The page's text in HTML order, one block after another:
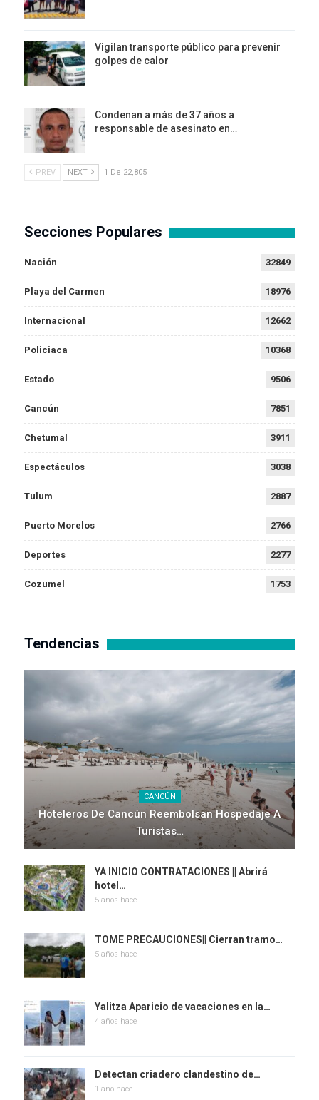
Vigilan transporte público para prevenir
golpes de calor
Condenan a más de 37 años a
responsable de asesinato en…
PREV NEXT 1 De 22,805
Secciones Populares
Nación 32849
Playa del Carmen 18976
Internacional 12662
Policiaca 10368
Estado 9506
Cancún 7851
Chetumal 3911
Espectáculos 3038
Tulum 2887
Puerto Morelos 2766
Deportes 2277
Cozumel 1753
Tendencias
CANCÚN
Hoteleros De Cancún Reembolsan Hospedaje A
Turistas…
YA INICIO CONTRATACIONES || Abrirá
hotel…
5 años hace
TOME PRECAUCIONES|| Cierran tramo…
5 años hace
Yalitza Aparicio de vacaciones en la…
4 años hace
Detectan criadero clandestino de…
1 año hace